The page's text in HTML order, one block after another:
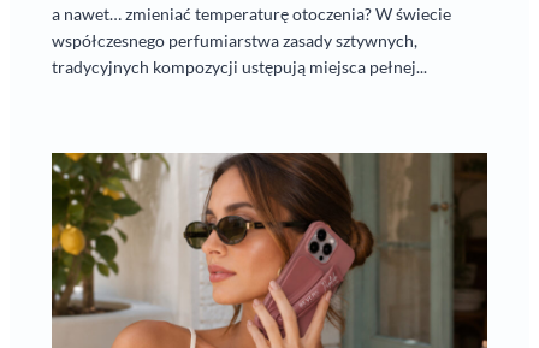
a nawet… zmieniać temperaturę otoczenia? W świecie
współczesnego perfumiarstwa zasady sztywnych,
tradycyjnych kompozycji ustępują miejsca pełnej...